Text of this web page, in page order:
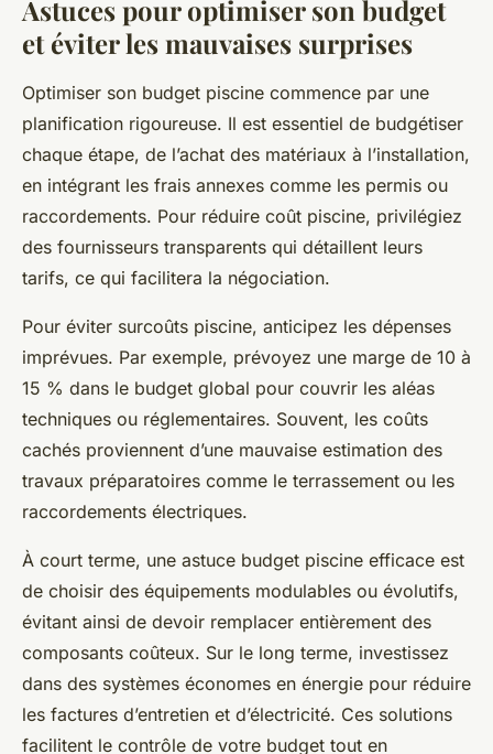
Astuces pour optimiser son budget
et éviter les mauvaises surprises
Optimiser son budget piscine commence par une
planification rigoureuse. Il est essentiel de budgétiser
chaque étape, de l’achat des matériaux à l’installation,
en intégrant les frais annexes comme les permis ou
raccordements. Pour réduire coût piscine, privilégiez
des fournisseurs transparents qui détaillent leurs
tarifs, ce qui facilitera la négociation.
Pour éviter surcoûts piscine, anticipez les dépenses
imprévues. Par exemple, prévoyez une marge de 10 à
15 % dans le budget global pour couvrir les aléas
techniques ou réglementaires. Souvent, les coûts
cachés proviennent d’une mauvaise estimation des
travaux préparatoires comme le terrassement ou les
raccordements électriques.
À court terme, une astuce budget piscine efficace est
de choisir des équipements modulables ou évolutifs,
évitant ainsi de devoir remplacer entièrement des
composants coûteux. Sur le long terme, investissez
dans des systèmes économes en énergie pour réduire
les factures d’entretien et d’électricité. Ces solutions
facilitent le contrôle de votre budget tout en